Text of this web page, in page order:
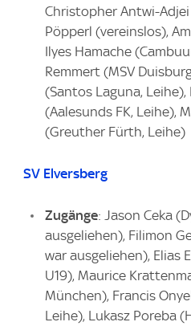
Christopher Antwi-
Pöpperl (vereinslos),
Ilyes Hamache
Remmert (MSV
(Santos Laguna, Leihe),
(Aalesunds FK, Leihe),
(Greuther Fürth, Leihe)
SV Elversberg
Zugänge: Jason Ceka
ausgeliehen), Filimon
war ausgeliehen), Elias
U19), Maurice
München), Francis
Leihe), Lukasz Poreba